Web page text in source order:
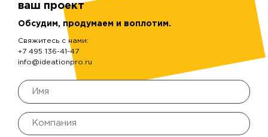
ваш проект
Обсудим, продумаем и воплотим.
Свяжитесь с нами:
+7 495 136-41-47
info@ideationpro.ru